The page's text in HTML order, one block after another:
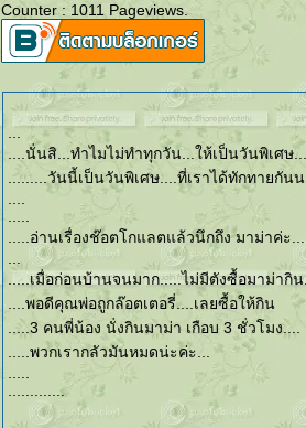
Counter : 1011 Pageviews.
....นั่นสิ...ทำไมไม่ทำทุกวัน...ให้เป็นวันพิเศษ
.........วันนี้เป็นวันพิเศษ....ที่เราได้ทักทายกั
.....อ่านเรื่องช๊อตโกแลตแล้วนึกถึง มาม่าค่ะ....
.....เมื่อก่อนบ้านจนมาก.....ไม่มีตังซื้อมาม่ากิ
....พอดีคุณพ่อถูกล๊อตเตอรี่....เลยซื้อให้กิน
.....3 คนพี่น้อง นั่งกินมาม่า เกือบ 3 ชั่วโมง....
.....พวกเรากลัวมันหมดน่ะค่ะ...
.............